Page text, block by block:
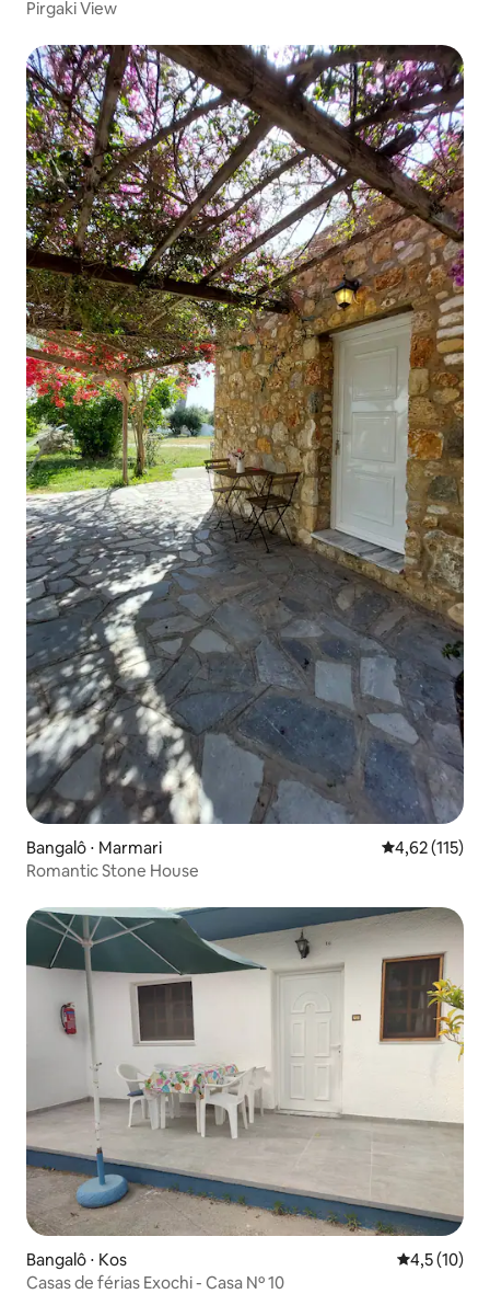
Pirgaki View
Bangalô ⋅ Marmari 4,62 de uma
4,62 (115)
Romantic Stone House
Bangalô ⋅ Kos 4,5 de uma
4,5 (10)
Casas de férias Exochi - Casa Nº 10